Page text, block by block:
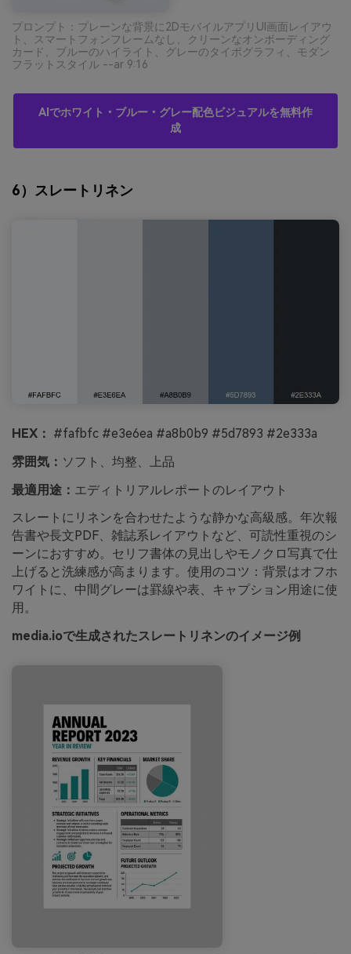
プロンプト：プレーンな背景に2DモバイルアプリUI画面レイアウ
ト、スマートフォンフレームなし、クリーンなオンボーディング
カード、ブルーのハイライト、グレーのタイポグラフィ、モダン
フラットスタイル --ar 9:16
AIでホワイト・ブルー・グレー配色ビジュアルを無料作
成
6）スレートリネン
HEX： #fafbfc #e3e6ea #a8b0b9 #5d7893 #2e333a
雰囲気： ソフト、均整、上品
最適用途： エディトリアルレポートのレイアウト
スレートにリネンを合わせたような静かな高級感。年次報
告書や長文PDF、雑誌系レイアウトなど、可読性重視のシ
ーンにおすすめ。セリフ書体の見出しやモノクロ写真で仕
上げると洗練感が高まります。使用のコツ：背景はオフホ
ワイトに、中間グレーは罫線や表、キャプション用途に使
用。
media.ioで生成されたスレートリネンのイメージ例